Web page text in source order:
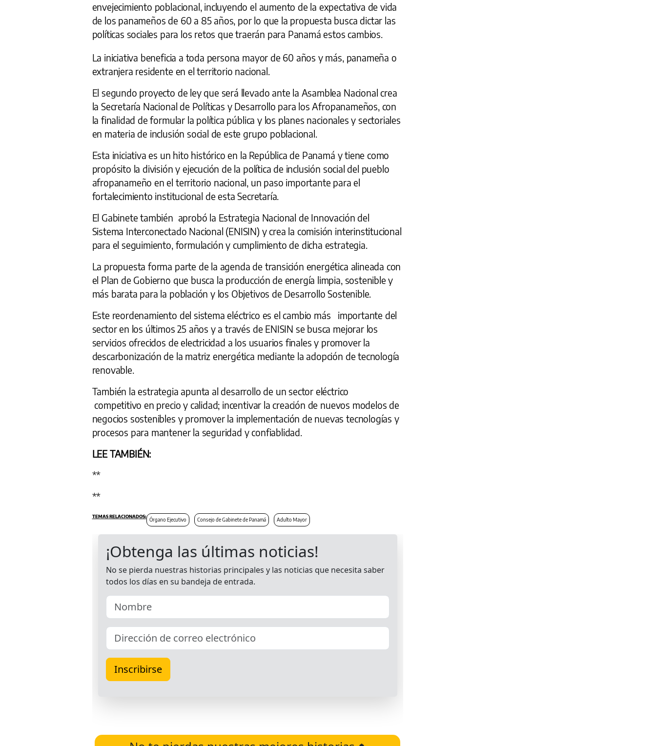
envejecimiento poblacional, incluyendo el aumento de la expectativa de vida
de los panameños de 60 a 85 años, por lo que la propuesta busca dictar las
políticas sociales para los retos que traerán para Panamá estos cambios.
La iniciativa beneficia a toda persona mayor de 60 años y más, panameña o
extranjera residente en el territorio nacional.
El segundo proyecto de ley que será llevado ante la Asamblea Nacional crea
la Secretaría Nacional de Políticas y Desarrollo para los Afropanameños, con
la finalidad de formular la política pública y los planes nacionales y sectoriales
en materia de inclusión social de este grupo poblacional.
Esta iniciativa es un hito histórico en la República de Panamá y tiene como
propósito la división y ejecución de la política de inclusión social del pueblo
afropanameño en el territorio nacional, un paso importante para el
fortalecimiento institucional de esta Secretaría.
El Gabinete también aprobó la Estrategia Nacional de Innovación del
Sistema Interconectado Nacional (ENISIN) y crea la comisión interinstitucional
para el seguimiento, formulación y cumplimiento de dicha estrategia.
La propuesta forma parte de la agenda de transición energética alineada con
el Plan de Gobierno que busca la producción de energía limpia, sostenible y
más barata para la población y los Objetivos de Desarrollo Sostenible.
Este reordenamiento del sistema eléctrico es el cambio más importante del
sector en los últimos 25 años y a través de ENISIN se busca mejorar los
servicios ofrecidos de electricidad a los usuarios finales y promover la
descarbonización de la matriz energética mediante la adopción de tecnología
renovable.
También la estrategia apunta al desarrollo de un sector eléctrico
competitivo en precio y calidad; incentivar la creación de nuevos modelos de
negocios sostenibles y promover la implementación de nuevas tecnologías y
procesos para mantener la seguridad y confiablidad.
LEE TAMBIÉN:
**
**
Órgano Ejecutivo Consejo de Gabinete de Panamá Adulto Mayor